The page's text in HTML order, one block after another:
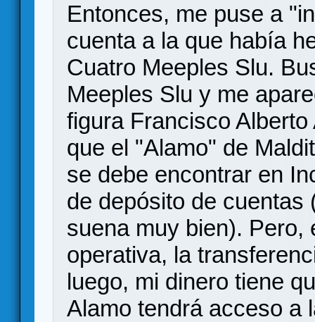
Entonces, me puse a
cuenta a la que había
Cuatro Meeples Slu.
Meeples Slu y me
figura Francisco
que el "Alamo" de
se debe encontrar en
de depósito de cuentas
suena muy bien). Pero,
operativa, la
luego, mi dinero tiene
Alamo tendrá acceso a